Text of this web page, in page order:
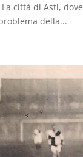
città di Asti,
della...